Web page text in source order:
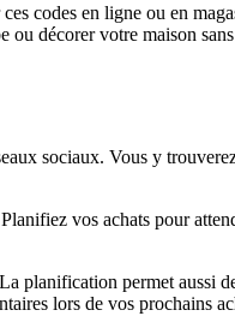
codes en ligne ou en
décorer votre maison
sociaux. Vous y
vos achats pour
planification permet
lors de vos prochains